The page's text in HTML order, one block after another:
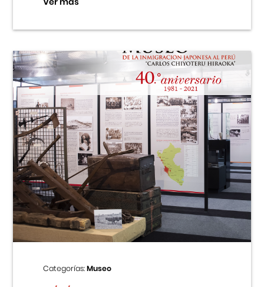
Categorías:Museo